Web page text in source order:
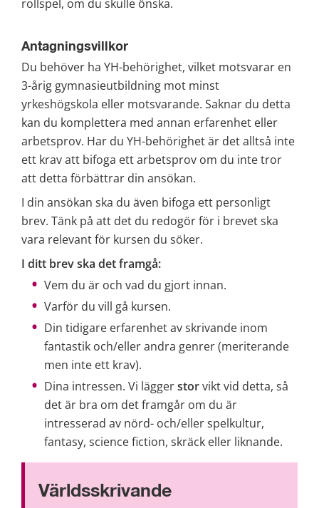
rollspel, om du skulle önska.
Antagningsvillkor
Du behöver ha YH-behörighet, vilket motsvarar en
3-årig gymnasieutbildning mot minst
yrkeshögskola eller motsvarande. Saknar du detta
kan du komplettera med annan erfarenhet eller
arbetsprov. Har du YH-behörighet är det alltså inte
ett krav att bifoga ett arbetsprov om du inte tror
att detta förbättrar din ansökan.
I din ansökan ska du även bifoga ett personligt
brev. Tänk på att det du redogör för i brevet ska
vara relevant för kursen du söker.
I ditt brev ska det framgå:
Vem du är och vad du gjort innan.
Varför du vill gå kursen.
Din tidigare erfarenhet av skrivande inom
fantastik och/eller andra genrer (meriterande
men inte ett krav).
Dina intressen. Vi lägger stor vikt vid detta, så
det är bra om det framgår om du är
intresserad av nörd- och/eller spelkultur,
fantasy, science fiction, skräck eller liknande.
Världsskrivande